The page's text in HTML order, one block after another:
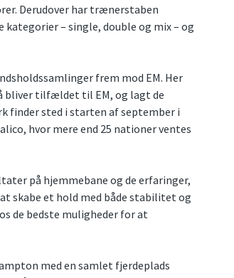
Derudover har trænerstaben
– single, double og mix – og
frem mod EM. Her
bliver tilfældet til EM, og lagt de
finder sted i starten af september i
hvor mere end 25 nationer ventes
på hjemmebane og de erfaringer,
skabe et hold med både stabilitet og
de bedste muligheder for at
med en samlet fjerdeplads